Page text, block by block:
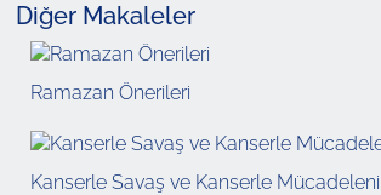
Diğer Makaleler
Ramazan Önerileri
Kanserle Savaş ve Kanserle